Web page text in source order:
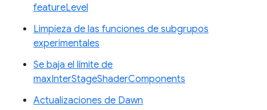
featureLevel
Limpieza de las funciones de subgrupos
experimentales
Se baja el límite de
maxInterStageShaderComponents
Actualizaciones de Dawn